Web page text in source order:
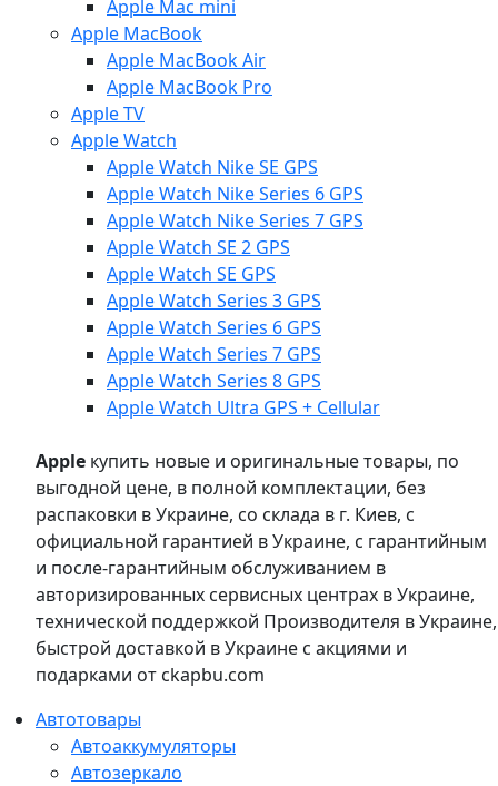
Apple Mac mini
Apple MacBook
Apple MacBook Air
Apple MacBook Pro
Apple TV
Apple Watch
Apple Watch Nike SE GPS
Apple Watch Nike Series 6 GPS
Apple Watch Nike Series 7 GPS
Apple Watch SE 2 GPS
Apple Watch SE GPS
Apple Watch Series 3 GPS
Apple Watch Series 6 GPS
Apple Watch Series 7 GPS
Apple Watch Series 8 GPS
Apple Watch Ultra GPS + Cellular
Apple купить новые и оригинальные товары, по
выгодной цене, в полной комплектации, без
распаковки в Украине, со склада в г. Киев, с
официальной гарантией в Украине, с гарантийным
и после-гарантийным обслуживанием в
авторизированных сервисных центрах в Украине,
технической поддержкой Производителя в Украине,
быстрой доставкой в Украине с акциями и
подарками от ckapbu.com
Автотовары
Автоаккумуляторы
Автозеркало